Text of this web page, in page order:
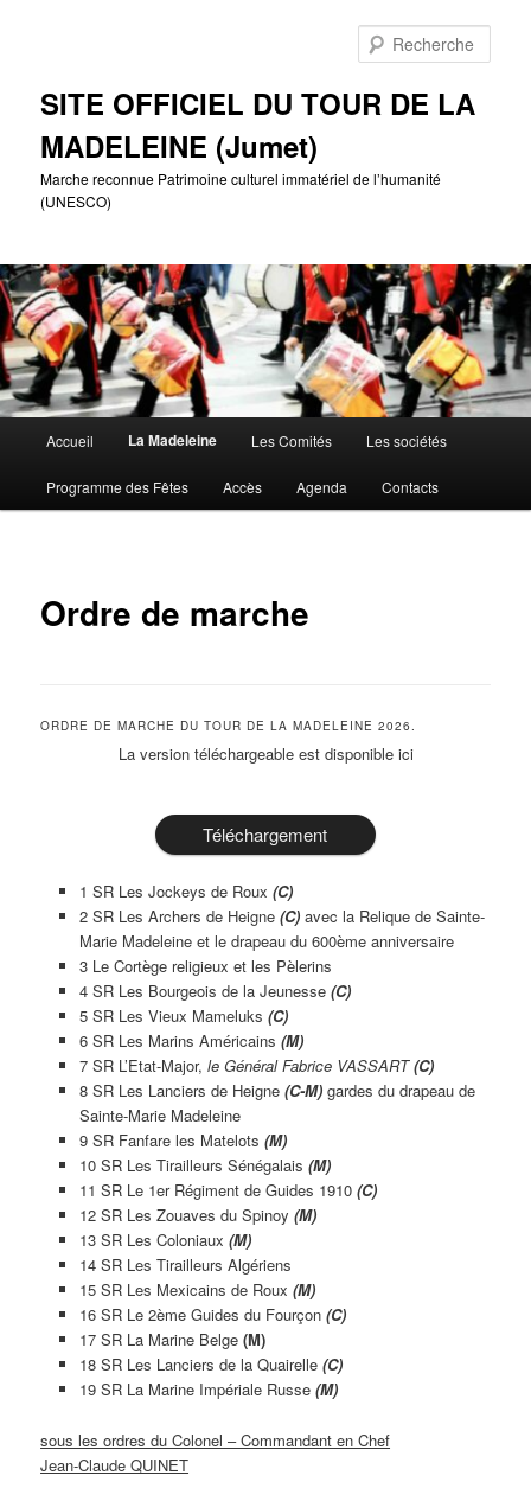
SITE OFFICIEL DU TOUR DE LA
MADELEINE (Jumet)
Marche reconnue Patrimoine culturel immatériel de l’humanité
(UNESCO)
principal
Accueil La Madeleine Les Comités Les sociétés
Programme des Fêtes Accès Agenda Contacts
Ordre de marche
ORDRE DE MARCHE DU TOUR DE LA MADELEINE 2026.
La version téléchargeable est disponible ici
Téléchargement
1 SR Les Jockeys de Roux (C)
2 SR Les Archers de Heigne (C)avec la Relique de Sainte-
Marie Madeleine et le drapeau du 600ème anniversaire
3 Le Cortège religieux et les Pèlerins
4 SR Les Bourgeois de la Jeunesse (C)
5 SR Les Vieux Mameluks (C)
6 SR Les Marins Américains (M)
7 SR L’Etat-Major, le Général Fabrice VASSART (C)
8 SR Les Lanciers de Heigne (C-M)gardes du drapeau de
Sainte-Marie Madeleine
9 SR Fanfare les Matelots (M)
10 SR Les Tirailleurs Sénégalais (M)
11 SR Le 1er Régiment de Guides 1910 (C)
12 SR Les Zouaves du Spinoy (M)
13 SR Les Coloniaux (M)
14 SR Les Tirailleurs Algériens
15 SR Les Mexicains de Roux (M)
16 SR Le 2ème Guides du Fourçon (C)
17 SR La Marine Belge (M)
18 SR Les Lanciers de la Quairelle (C)
19 SR La Marine Impériale Russe (M)
sous les ordres du Colonel – Commandant en Chef
Jean-Claude QUINET